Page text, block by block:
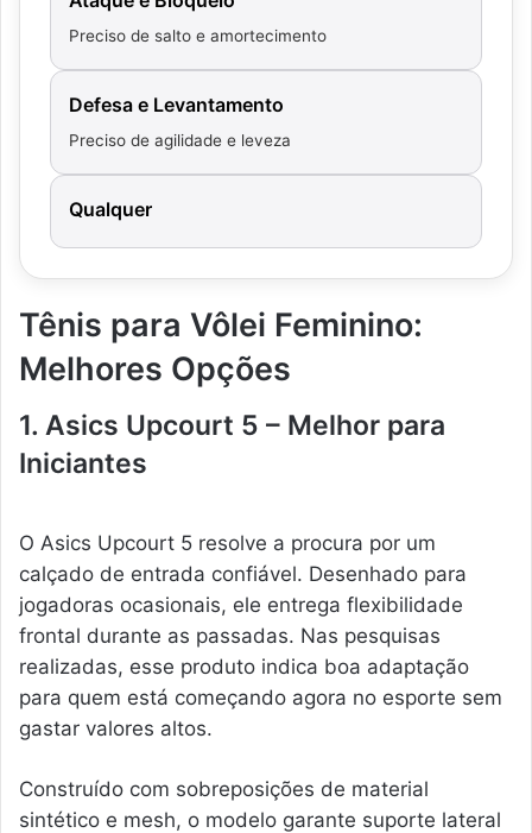
Preciso de salto e amortecimento
Defesa e Levantamento
Preciso de agilidade e leveza
Qualquer
Tênis para Vôlei Feminino:
Melhores Opções
1. Asics Upcourt 5 – Melhor para
Iniciantes
O Asics Upcourt 5 resolve a procura por um
calçado de entrada confiável. Desenhado para
jogadoras ocasionais, ele entrega flexibilidade
frontal durante as passadas. Nas pesquisas
realizadas, esse produto indica boa adaptação
para quem está começando agora no esporte sem
gastar valores altos.
Construído com sobreposições de material
sintético e mesh, o modelo garante suporte lateral